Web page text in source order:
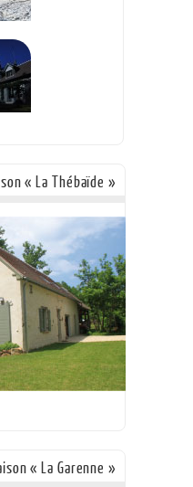
« La Thébaïde »
« La Garenne »